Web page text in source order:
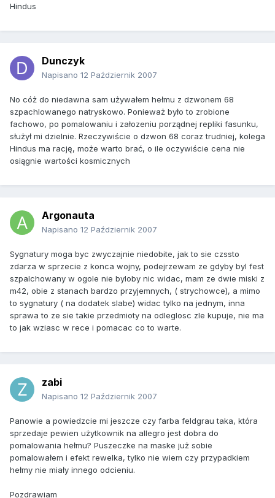
Hindus
Dunczyk
Napisano 12 Październik 2007
No cóż do niedawna sam używałem hełmu z dzwonem 68
szpachlowanego natryskowo. Ponieważ było to zrobione
fachowo, po pomalowaniu i załozeniu porządnej repliki fasunku,
służył mi dzielnie. Rzeczywiście o dzwon 68 coraz trudniej, kolega
Hindus ma rację, może warto brać, o ile oczywiście cena nie
osiągnie wartości kosmicznych
Argonauta
Napisano 12 Październik 2007
Sygnatury moga byc zwyczajnie niedobite, jak to sie czssto
zdarza w sprzecie z konca wojny, podejrzewam ze gdyby byl fest
szpalchowany w ogole nie byloby nic widac, mam ze dwie miski z
m42, obie z stanach bardzo przyjemnych, ( strychowce), a mimo
to sygnatury ( na dodatek slabe) widac tylko na jednym, inna
sprawa to ze sie takie przedmioty na odleglosc zle kupuje, nie ma
to jak wziasc w rece i pomacac co to warte.
zabi
Napisano 12 Październik 2007
Panowie a powiedzcie mi jeszcze czy farba feldgrau taka, która
sprzedaje pewien użytkownik na allegro jest dobra do
pomalowania hełmu? Puszeczke na maske już sobie
pomalowałem i efekt rewelka, tylko nie wiem czy przypadkiem
hełmy nie miały innego odcieniu.
Pozdrawiam